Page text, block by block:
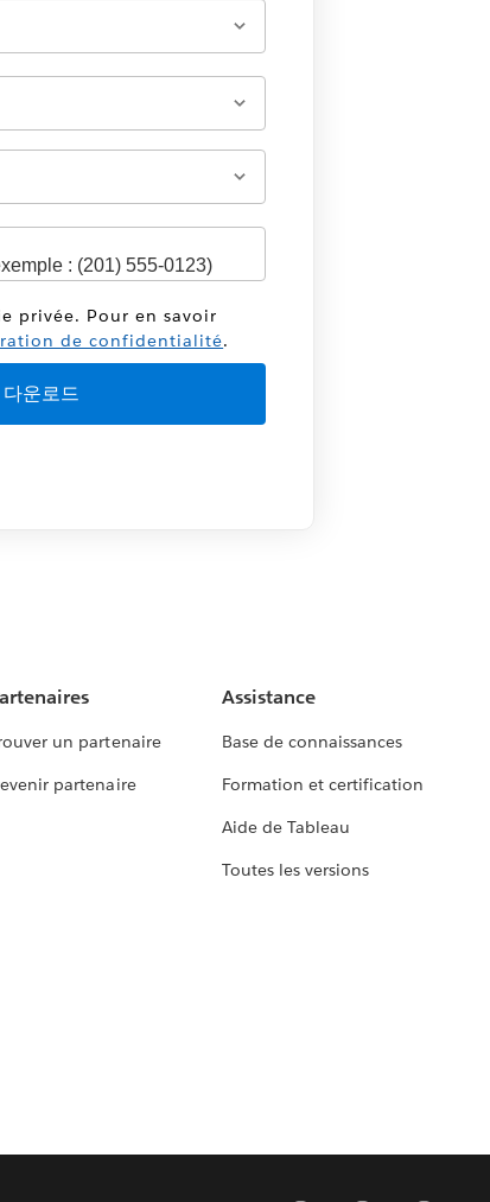
privée. Pour en savoir
de confidentialité.
un partenaire
partenaire
Assistance
Base de connaissances
Formation et certification
Aide de Tableau
Toutes les versions